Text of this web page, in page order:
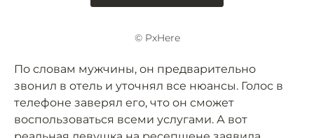
© PxHere
По словам мужчины, он предварительно
звонил в отель и уточнял все нюансы. Голос в
телефоне заверял его, что он сможет
воспользоваться всеми услугами. А вот